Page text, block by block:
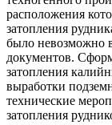
расположения
затопления
было невозможно
документов.
затопления
выработки
технические
затопления